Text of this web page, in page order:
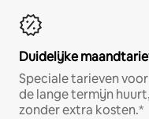
Duidelijke
Speciale tarieven
de lange termijn
zonder extra kosten.*